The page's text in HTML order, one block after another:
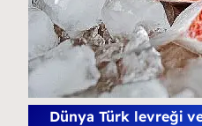
Dünya Türk levreği